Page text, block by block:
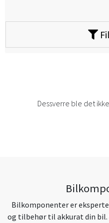
Dessverre ble det
Bilkomponenter er
og tilbehør til akkurat din bil.